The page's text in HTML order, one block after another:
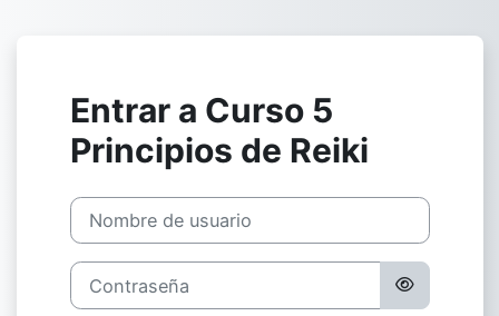
Entrar a Curso 5
Principios de Reiki
Nombre de usuario
Contraseña